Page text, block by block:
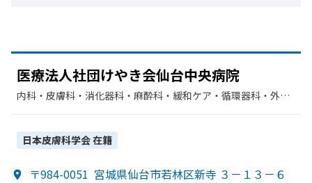
医療法人社団けやき会仙台中央病院
内科・​皮膚科・​消化器科・​麻酔科・​緩和ケア・​循環器科・​外
日本皮膚科学会在籍
〒984-0051 宮城県仙台市若林区新寺 ３－１３－６